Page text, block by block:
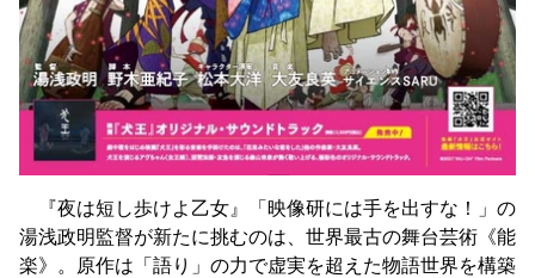
『夜は短し歩けよ乙女』「映像研には手を出すな！」の
湯浅政明監督が新たに挑むのは、世界最古の舞台芸術《能
楽》。原作は「語り」の力で虚実を超えた物語世界を構築